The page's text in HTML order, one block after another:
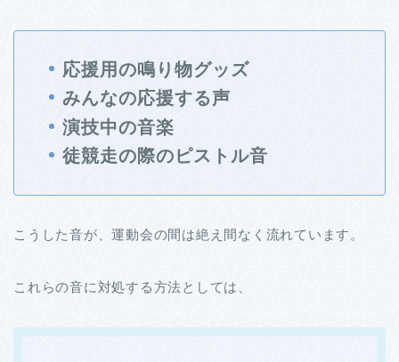
応援用の鳴り物グッズ
みんなの応援する声
演技中の音楽
徒競走の際のピストル音
こうした音が、運動会の間は絶え間なく流れています。
これらの音に対処する方法としては、